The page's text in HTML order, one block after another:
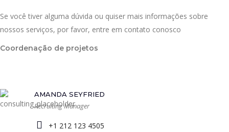
Se você tiver alguma dúvida ou quiser mais informações sobre
nossos serviços, por favor, entre em contato conosco
Coordenação de projetos
AMANDA SEYFRIED
Recruiting Manager
+1 212 123 4505